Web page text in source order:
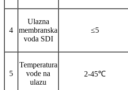
4
Ulazna
membranska
voda SDI
≤5
5
Temperatura
vode na
ulazu
2-45℃